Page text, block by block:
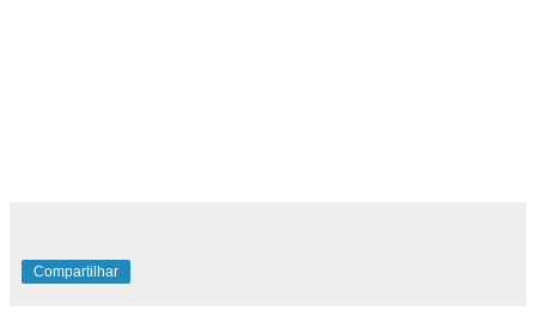
Compartilhar